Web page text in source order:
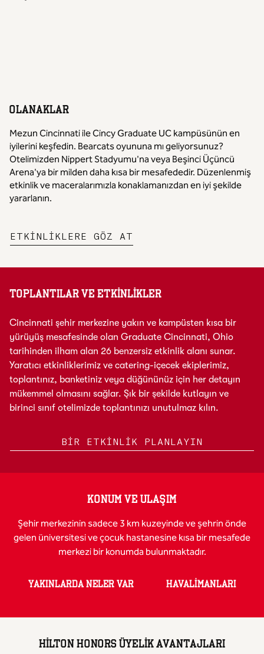
OLANAKLAR
Mezun Cincinnati ile Cincy Graduate UC kampüsünün en
iyilerini keşfedin. Bearcats oyununa mı geliyorsunuz?
Otelimizden Nippert Stadyumu'na veya Beşinci Üçüncü
Arena'ya bir milden daha kısa bir mesafededir. Düzenlenmiş
etkinlik ve maceralarımızla konaklamanızdan en iyi şekilde
yararlanın.
ETKINLIKLERE GÖZ AT
TOPLANTILAR VE ETKINLIKLER
Cincinnati şehir merkezine yakın ve kampüsten kısa bir
yürüyüş mesafesinde olan Graduate Cincinnati, Ohio
tarihinden ilham alan 26 benzersiz etkinlik alanı sunar.
Yaratıcı etkinliklerimiz ve catering-içecek ekiplerimiz,
toplantınız, banketiniz veya düğününüz için her detayın
mükemmel olmasını sağlar. Şık bir şekilde kutlayın ve
birinci sınıf otelimizde toplantınızı unutulmaz kılın.
BIR ETKINLIK PLANLAYIN
KONUM VE ULAŞIM
Şehir merkezinin sadece 3 km kuzeyinde ve şehrin önde
gelen üniversitesi ve çocuk hastanesine kısa bir mesafede
merkezi bir konumda bulunmaktadır.
YAKINLARDA NELER VAR HAVALIMANLARI
HILTON HONORS ÜYELIK AVANTAJLARI